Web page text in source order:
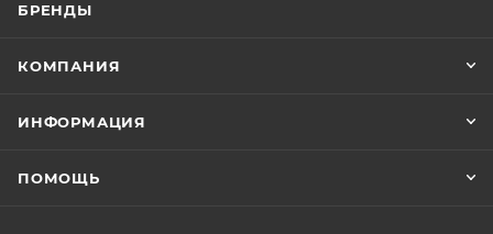
БРЕНДЫ
КОМПАНИЯ
ИНФОРМАЦИЯ
ПОМОЩЬ